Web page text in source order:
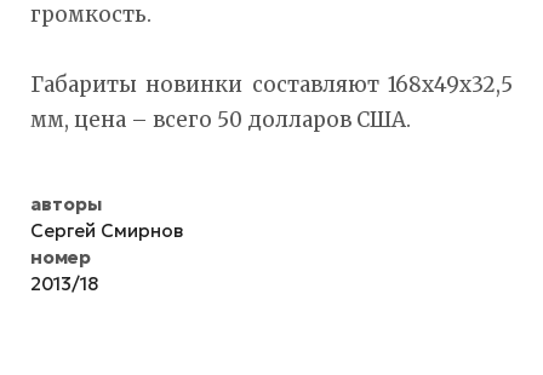
громкость.
Габариты новинки составляют 168х49х32,5
мм, цена – всего 50 долларов США.
авторы
Сергей Смирнов
номер
2013/18